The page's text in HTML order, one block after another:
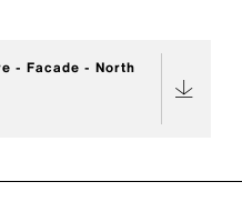
- Facade - North